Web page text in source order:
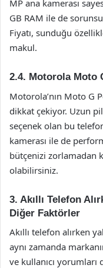
MP ana kamerası
GB RAM ile de
Fiyatı, sunduğu
makul.
2.4. Motorola Moto
Motorola’nın Moto G
dikkat çekiyor. Uzun
seçenek olan bu
kamerası ile de
bütçenizi zorlamadan
olabilirsiniz.
3. Akıllı Telefon
Diğer Faktörler
Akıllı telefon alırken
aynı zamanda
ve kullanıcı yorumları